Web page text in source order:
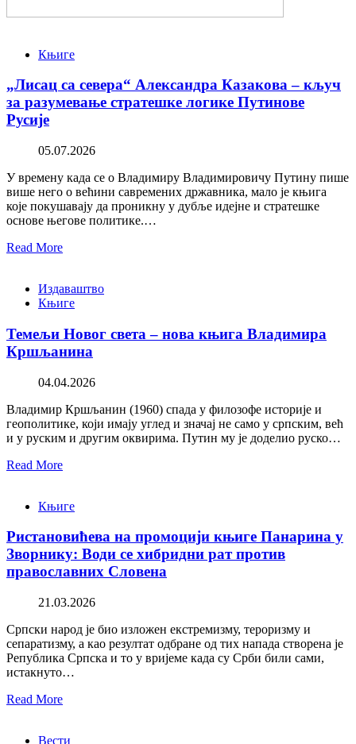
Књиге
„Лисац са севера“ Александра Казакова – кључ
за разумевање стратешке логике Путинове
Русије
05.07.2026
У времену када се о Владимиру Владимировичу Путину пише
више него о већини савремених државника, мало је књига
које покушавају да проникну у дубље идејне и стратешке
основе његове политике.…
Read More
Издаваштво
Књиге
Темељи Новог света – нова књига Владимира
Кршљанина
04.04.2026
Владимир Кршљанин (1960) спада у филозофе историје и
геополитике, који имају углед и значај не само у српским, већ
и у руским и другим оквирима. Путин му је доделио руско…
Read More
Књиге
Ристановићева на промоцији књиге Панарина у
Зворнику: Води се хибридни рат против
православних Словена
21.03.2026
Српски народ је био изложен екстремизму, тероризму и
сепаратизму, а као резултат одбране од тих напада створена је
Република Српска и то у вријеме када су Срби били сами,
истакнуто…
Read More
Вести